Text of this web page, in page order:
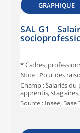
GRAPHIQUE
SAL G1 -
* Cadres,
Note : Pour des
Champ : Salariés
apprentis,
Source : Insee,